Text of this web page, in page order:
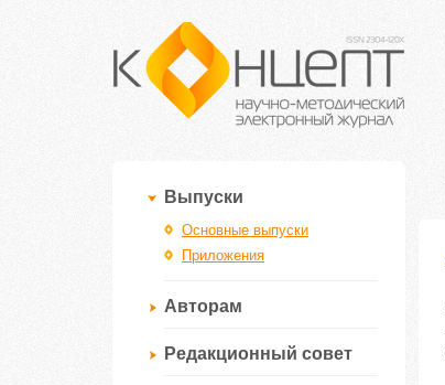
Выпуски
Основные выпуски
Приложения
Авторам
Редакционный совет